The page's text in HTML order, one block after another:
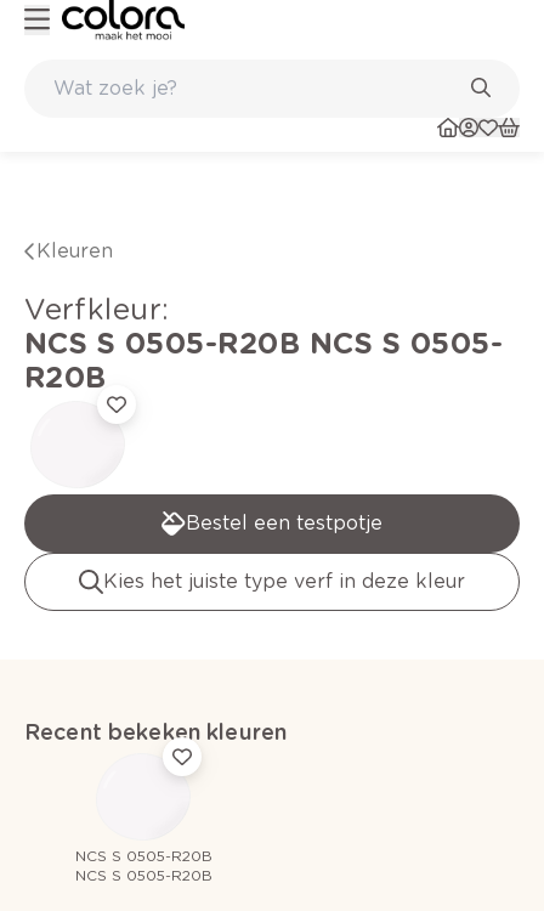
Kleuren
verfkleur:
NCS S 0505-R20B NCS S 0505-
R20B
Bestel een testpotje
Kies het juiste type verf in deze kleur
Recent bekeken kleuren
NCS S 0505-R20B
NCS S 0505-R20B